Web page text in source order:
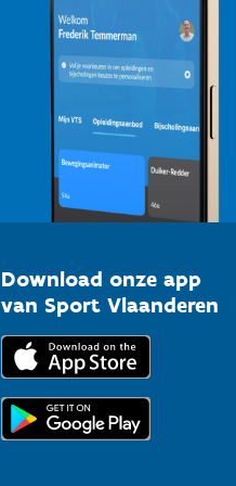
Download onze app
van Sport Vlaanderen